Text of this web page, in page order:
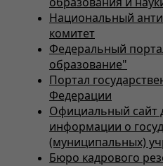
Национальный
комитет
Федеральный
образование"
Портал
Федерации
Официальный сайт
информации о
(муниципальных)
Бюро кадрового